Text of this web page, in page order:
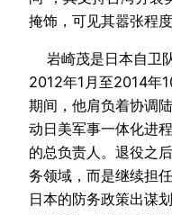
掩饰，可见其嚣张程度
岩崎茂是日本自卫
2012年1月至2014年
期间，他肩负着协调
动日美军事一体化进
的总负责人。退役之
务领域，而是继续担
日本的防务政策出谋